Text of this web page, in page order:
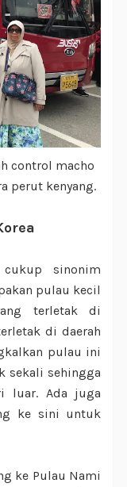
control macho
perut kenyang.
sinonim
pulau kecil
terletak di
di daerah
pulau ini
sekali sehingga
luar. Ada juga
ke sini untuk
ke Pulau Nami